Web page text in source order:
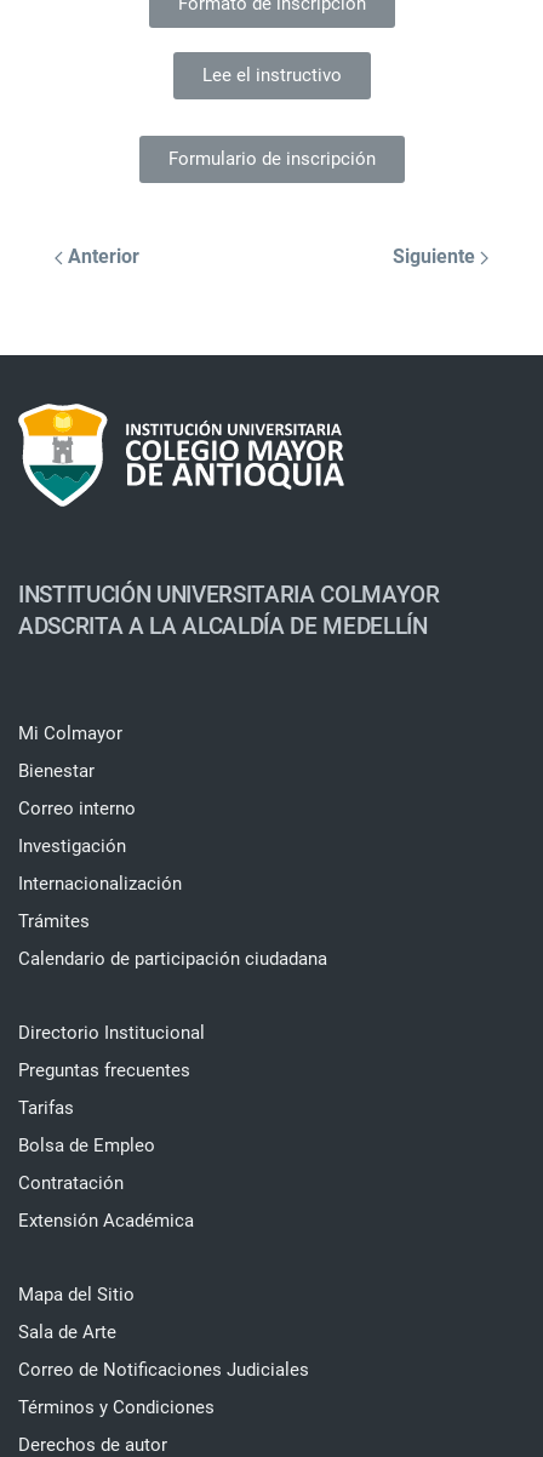
Lee el instructivo
Formulario de inscripción
Anterior Siguiente
INSTITUCIÓN UNIVERSITARIA COLMAYOR
ADSCRITA A LA ALCALDÍA DE MEDELLÍN
Mi Colmayor
Bienestar
Correo interno
Investigación
Internacionalización
Trámites
Calendario de participación ciudadana
Directorio Institucional
Preguntas frecuentes
Tarifas
Bolsa de Empleo
Contratación
Extensión Académica
Mapa del Sitio
Sala de Arte
Correo de Notificaciones Judiciales
Términos y Condiciones
Derechos de autor